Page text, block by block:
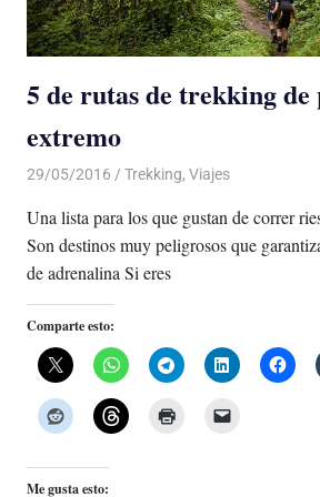
5 de rutas de trekking
extremo
29/05/2016 Luis Castellanos
Trekking, Viajes
Una lista para los que gustan de correr
Son destinos muy peligrosos que
de adrenalina Si eres
Comparte esto:
Me gusta esto: